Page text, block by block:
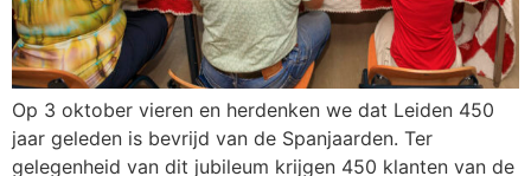
Op 3 oktober vieren en herdenken we dat Leiden 450
jaar geleden is bevrijd van de Spanjaarden. Ter
gelegenheid van dit jubileum krijgen 450 klanten van de